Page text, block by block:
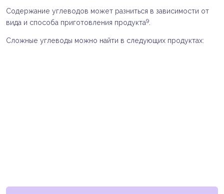
Содержание углеводов может разниться в зависимости от
вида и способа приготовления продукта9
Сложные углеводы можно найти в следующих продуктах: